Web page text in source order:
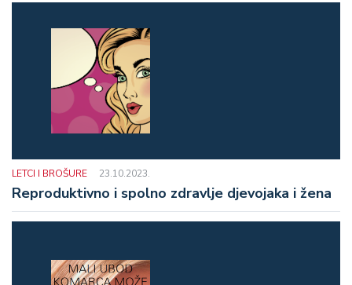
LETCI I BROŠURE 23.10.2023.
Reproduktivno i spolno zdravlje djevojaka i žena